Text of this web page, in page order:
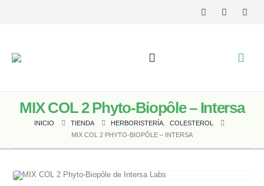
MIX COL 2 Phyto-Biopôle – Intersa
INICIO TIENDA HERBORISTERÍA
COLESTEROL
MIX COL 2 PHYTO-BIOPÔLE – INTERSA